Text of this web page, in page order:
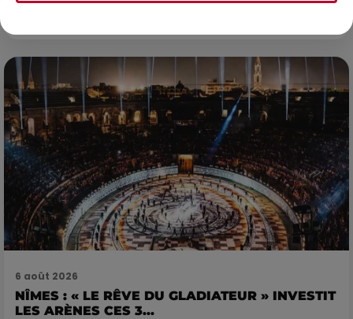
6 août 2026
NÎMES : « LE RÊVE DU GLADIATEUR » INVESTIT
LES ARÈNES CES 3...